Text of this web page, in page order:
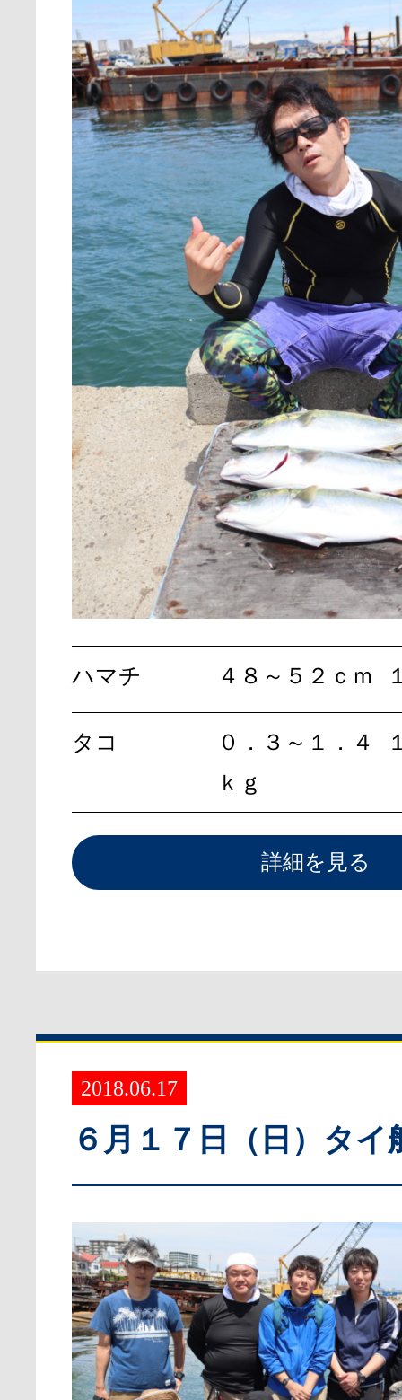
ハマチ ４８～５２ｃｍ
タコ
０．３～１．４
ｋｇ
詳細を見る
2018.06.17
６月１７日（日）タイ